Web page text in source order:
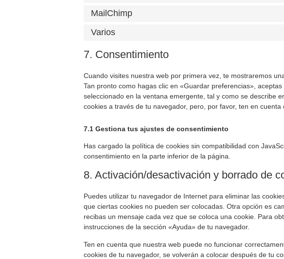
MailChimp
Varios
7. Consentimiento
Cuando visites nuestra web por primera vez, te mostraremos
Tan pronto como hagas clic en «Guardar preferencias»,
seleccionado en la ventana emergente, tal y como se describe
cookies a través de tu navegador, pero, por favor, ten en
7.1 Gestiona tus ajustes de consentimiento
Has cargado la política de cookies sin compatibilidad con
consentimiento en la parte inferior de la página.
8. Activación/desactivación y borrado de
Puedes utilizar tu navegador de Internet para eliminar las
que ciertas cookies no pueden ser colocadas. Otra opción es
recibas un mensaje cada vez que se coloca una cookie. Para
instrucciones de la sección «Ayuda» de tu navegador.
Ten en cuenta que nuestra web puede no funcionar
cookies de tu navegador, se volverán a colocar después de tu